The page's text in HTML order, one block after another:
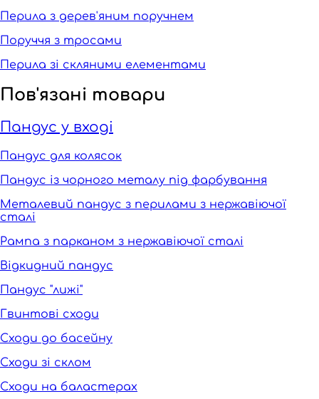
Перила з дерев'яним поручнем
Поруччя з тросами
Перила зі скляними елементами
Пов'язані товари
Пандус у вході
Пандус для колясок
Пандус із чорного металу під фарбування
Металевий пандус з перилами з нержавіючої
сталі
Рампа з парканом з нержавіючої сталі
Відкидний пандус
Пандус "лижі"
Гвинтові сходи
Сходи до басейну
Сходи зі склом
Сходи на баластерах